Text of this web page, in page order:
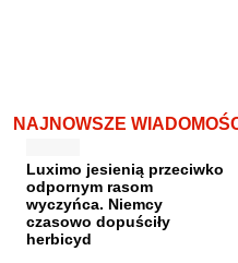
NAJNOWSZE
Luximo jesienią przeciwko
odpornym rasom
wyczyńca. Niemcy
czasowo dopuściły
herbicyd